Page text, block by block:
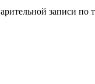
записи по